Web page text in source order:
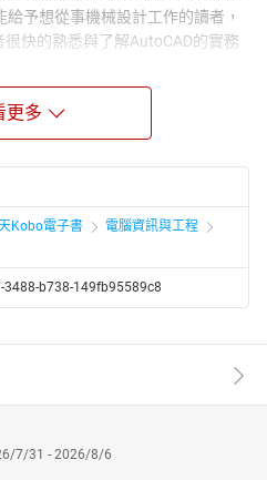
予想從事機械設計工作的讀者，
快的熟悉與了解AutoCAD的實務
以夾爪氣壓缸設計為主題，由上
機械設計流程的概念以及加強3D
流的兩種3D轉2D工程圖的方式為
準方法。第四單元是以工程標註
註的正確標示，以及在標註時能
作的讀者，用最少的時間來熟悉
者一個實務與軟體結合的學習管
計師邁進。
更多
Kobo電子書
電腦資訊與工程
3488-b738-149fb95589c8
7/31 - 2026/8/6